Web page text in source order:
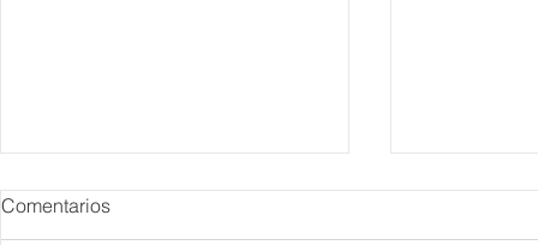
Comentarios